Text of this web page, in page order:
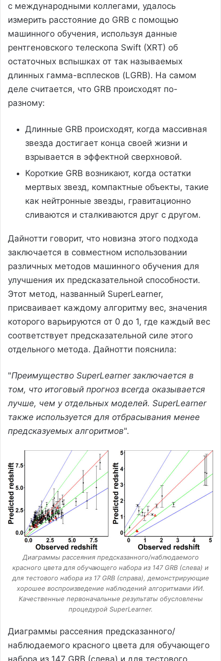
с международными коллегами, удалось
измерить расстояние до GRB с помощью
машинного обучения, используя данные
рентгеновского телескопа Swift (XRT) об
остаточных вспышках от так называемых
длинных гамма-всплесков (LGRB). На самом
деле считается, что GRB происходят по-
разному:
Длинные GRB происходят, когда массивная
звезда достигает конца своей жизни и
взрывается в эффектной сверхновой.
Короткие GRB возникают, когда остатки
мертвых звезд, компактные объекты, такие
как нейтронные звезды, гравитационно
сливаются и сталкиваются друг с другом.
Дайнотти говорит, что новизна этого подхода
заключается в совместном использовании
различных методов машинного обучения для
улучшения их предсказательной способности.
Этот метод, названный SuperLearner,
присваивает каждому алгоритму вес, значения
которого варьируются от 0 до 1, где каждый вес
соответствует предсказательной силе этого
отдельного метода. Дайнотти пояснила:
"Преимущество SuperLearner заключается в
том, что итоговый прогноз всегда оказывается
лучше, чем у отдельных моделей. SuperLearner
также используется для отбрасывания менее
предсказуемых алгоритмов".
Диаграммы рассеяния предсказанного/наблюдаемого
красного цвета для обучающего набора из 147 GRB (слева) и
для тестового набора из 17 GRB (справа), демонстрирующие
хорошее воспроизведение наблюдений алгоритмами ИИ.
Качественные первоначальные результаты обусловлены
процедурой SuperLearner.
Диаграммы рассеяния предсказанного/
наблюдаемого красного цвета для обучающего
набора из 147 GRB (слева) и для тестового